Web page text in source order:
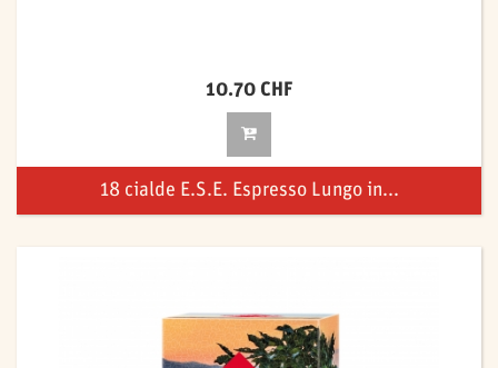
10.70 CHF
18 cialde E.S.E. Espresso Lungo in...